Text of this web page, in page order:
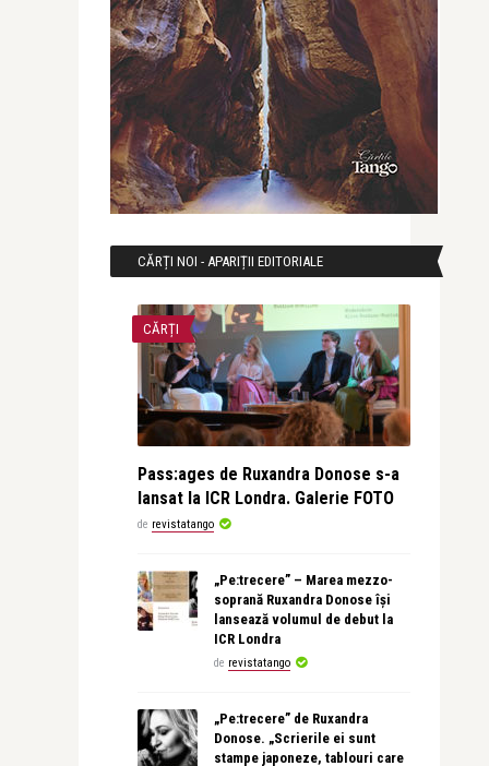
CĂRȚI NOI - APARIȚII EDITORIALE
CĂRȚI
Pass:ages de Ruxandra Donose s-a
lansat la ICR Londra. Galerie FOTO
de revistatango
„Pe:trecere” – Marea mezzo-
soprană Ruxandra Donose își
lansează volumul de debut la
ICR Londra
de revistatango
„Pe:trecere” de Ruxandra
Donose. „Scrierile ei sunt
stampe japoneze, tablouri care